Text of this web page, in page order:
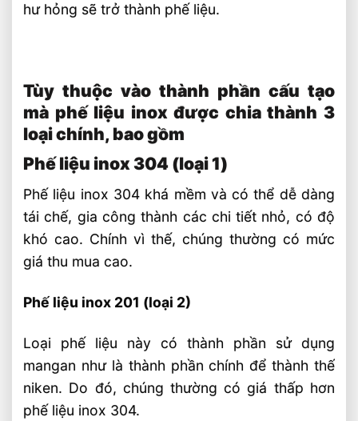
hư hỏng sẽ trở thành phế liệu.
Tùy thuộc vào thành phần cấu tạo
mà phế liệu inox được chia thành 3
loại chính, bao gồm
Phế liệu inox 304 (loại 1)
Phế liệu inox 304 khá mềm và có thể dễ dàng
tái chế, gia công thành các chi tiết nhỏ, có độ
khó cao. Chính vì thế, chúng thường có mức
giá thu mua cao.
Phế liệu inox 201 (loại 2)
Loại phế liệu này có thành phần sử dụng
mangan như là thành phần chính để thành thế
niken. Do đó, chúng thường có giá thấp hơn
phế liệu inox 304.